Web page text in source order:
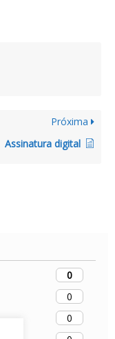
0
0
0
Próxima
Assinatura digital